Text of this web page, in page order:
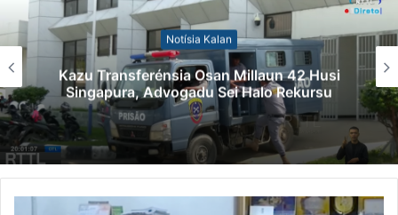
Notísia Kalan
Kazu Transferénsia Osan Millaun 42 Husi
Singapura, Advogadu Sei Halo Rekursu